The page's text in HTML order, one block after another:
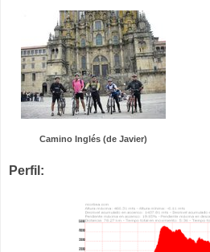
Camino Inglés (de Javier)
Perfil: